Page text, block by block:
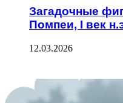
Загадочные
Помпеи, I век
12.03.2026